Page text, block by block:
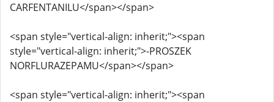
CARFENTANILU</span></span>
<span style="vertical-align: inherit;"><span
style="vertical-align: inherit;">-PROSZEK
NORFLURAZEPAMU</span></span>
<span style="vertical-align: inherit;"><span